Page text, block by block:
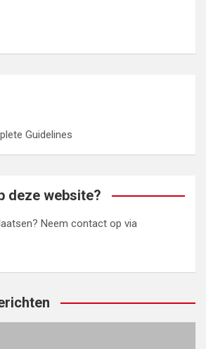
Guidelines
deze website?
Neem contact op via